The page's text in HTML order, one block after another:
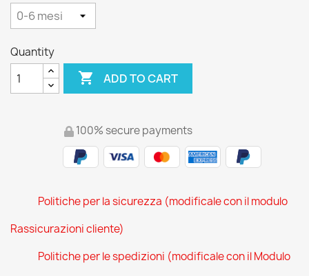
Quantity
 ADD TO CART
100% secure payments
Politiche per la sicurezza (modificale con il modulo
Rassicurazioni cliente)
Politiche per le spedizioni (modificale con il Modulo